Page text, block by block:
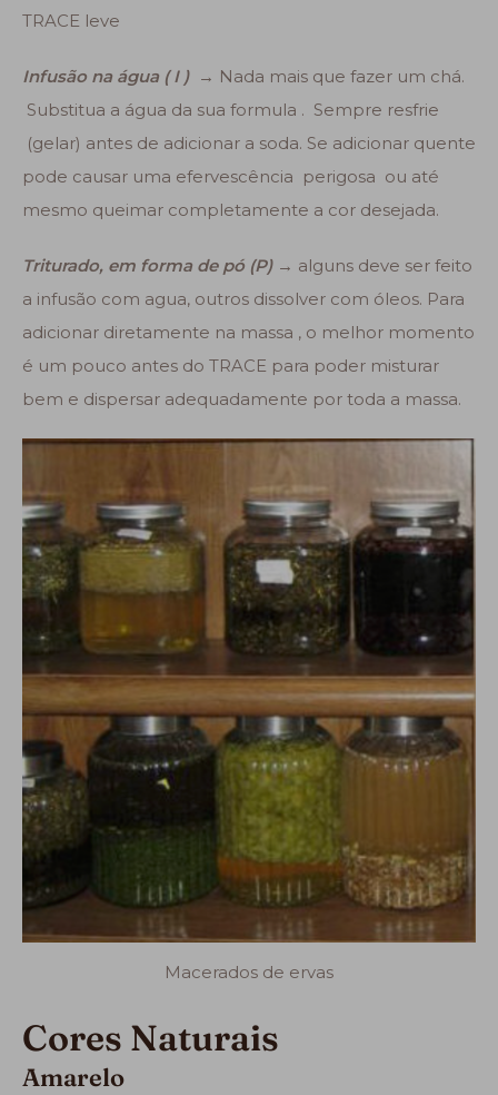
TRACE leve
Infusão na água ( I ) → Nada mais que fazer um chá.
Substitua a água da sua formula . Sempre resfrie
(gelar) antes de adicionar a soda. Se adicionar quente
pode causar uma efervescência perigosa ou até
mesmo queimar completamente a cor desejada.
Triturado, em forma de pó (P) → alguns deve ser feito
a infusão com agua, outros dissolver com óleos. Para
adicionar diretamente na massa , o melhor momento
é um pouco antes do TRACE para poder misturar
bem e dispersar adequadamente por toda a massa.
Macerados de ervas
Cores Naturais
Amarelo